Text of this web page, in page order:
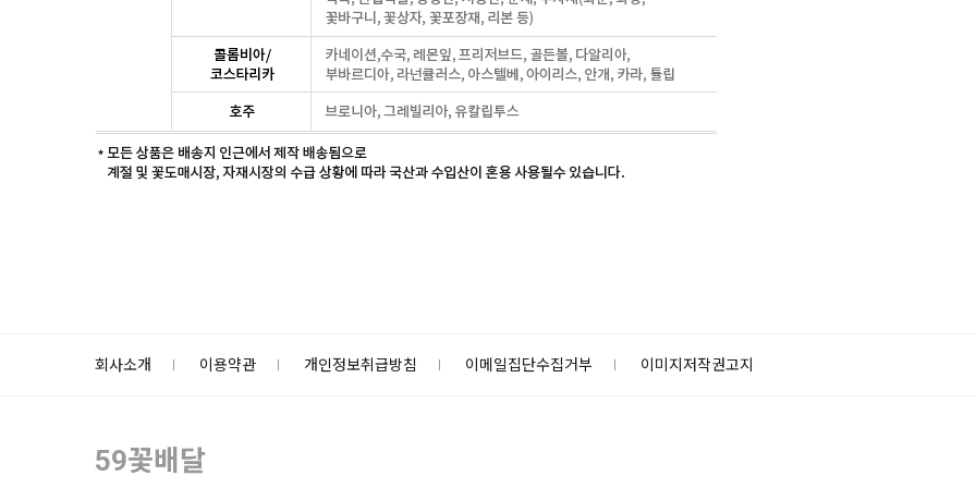
회사소개 이용약관 개인정보취급방침 이메일집단수집거부 이미지저작권고지
59꽃배달